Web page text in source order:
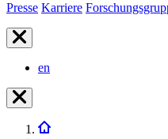
Presse Karriere
en